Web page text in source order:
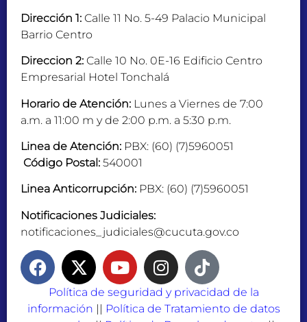
Dirección 1: Calle 11 No. 5-49 Palacio Municipal
Barrio Centro
Direccion 2: Calle 10 No. 0E-16 Edificio Centro
Empresarial Hotel Tonchalá
Horario de Atención: Lunes a Viernes de 7:00
a.m. a 11:00 m y de 2:00 p.m. a 5:30 p.m.
Linea de Atención: PBX: (60) (7)5960051
Código Postal: 540001
Linea Anticorrupción: PBX: (60) (7)5960051
Notificaciones Judiciales:
notificaciones_judiciales@cucuta.gov.co
Política de seguridad y privacidad de la
información
Política de Tratamiento de datos